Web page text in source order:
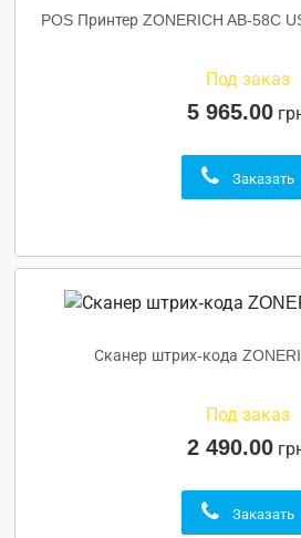
POS Принтер ZONERICH AB-58C
Под заказ
5 965.00
Заказать
Сканер штрих-кода
Под заказ
2 490.00
Заказать